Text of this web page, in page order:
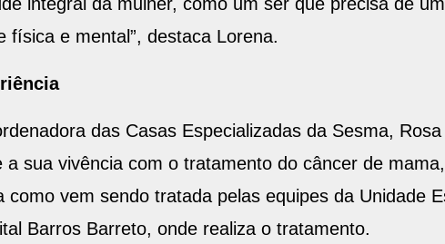
física e mental”, destaca Lorena.
das Casas Especializadas da Sesma,
a sua vivência com o tratamento do câncer de
como vem sendo tratada pelas equipes da Unidade
Barros Barreto, onde realiza o tratamento.